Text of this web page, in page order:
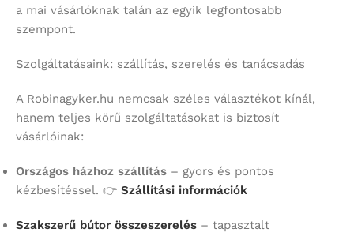
a mai vásárlóknak talán az egyik legfontosabb
szempont.
Szolgáltatásaink: szállítás, szerelés és tanácsadás
A Robinagyker.hu nemcsak széles választékot kínál,
hanem teljes körű szolgáltatásokat is biztosít
vásárlóinak:
Országos házhoz szállítás – gyors és pontos
kézbesítéssel. 👉 Szállítási információk
Szakszerű bútor összeszerelés – tapasztalt